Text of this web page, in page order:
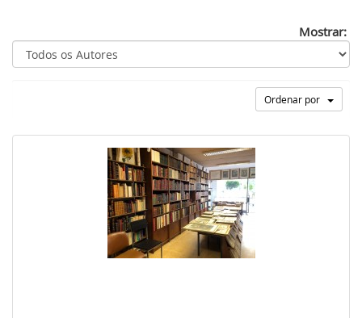
Mostrar:
Ordenar por